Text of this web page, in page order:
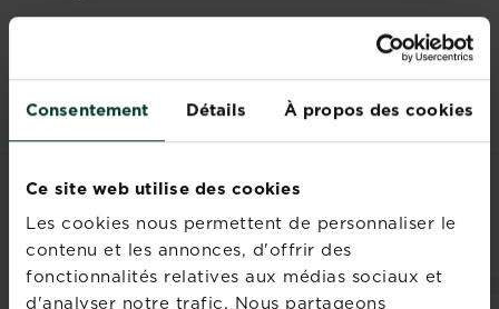
Consentement Détails À propos des cookies
Ce site web utilise des cookies
Les cookies nous permettent de personnaliser le
contenu et les annonces, d'offrir des
fonctionnalités relatives aux médias sociaux et
d'analyser notre trafic. Nous partageons
Une serre, c’est un outil utile pour bien cultiver,
récolter toute l’année et protéger les végétaux
cultivés en pot et gélifs. Que peut-on demander
de plus ?
PRODUITS ASSOCIÉS